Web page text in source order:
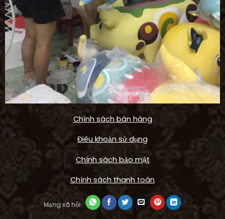
Chính sách bán hàng
Điêu khoản sử dụng
Chính sách bảo mật
Chính sách thanh toán
Mạng xã hội